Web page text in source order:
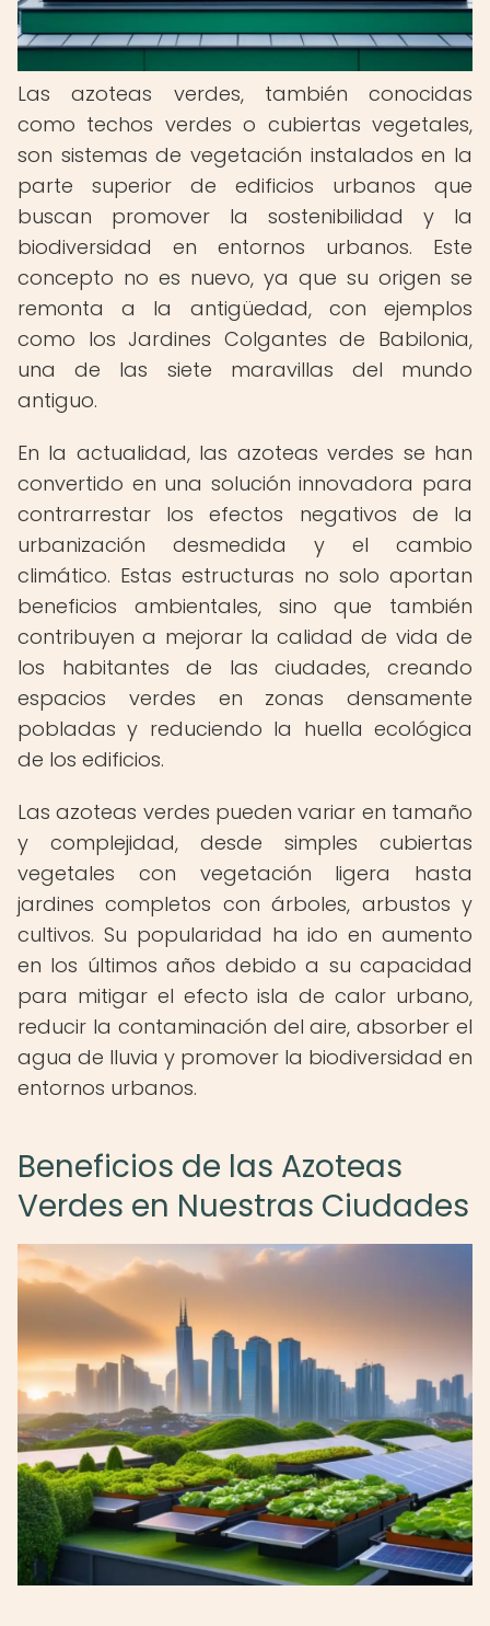
Las azoteas verdes, también conocidas
como techos verdes o cubiertas vegetales,
son sistemas de vegetación instalados en la
parte superior de edificios urbanos que
buscan promover la sostenibilidad y la
biodiversidad en entornos urbanos. Este
concepto no es nuevo, ya que su origen se
remonta a la antigüedad, con ejemplos
como los Jardines Colgantes de Babilonia,
una de las siete maravillas del mundo
antiguo.
En la actualidad, las azoteas verdes se han
convertido en una solución innovadora para
contrarrestar los efectos negativos de la
urbanización desmedida y el cambio
climático. Estas estructuras no solo aportan
beneficios ambientales, sino que también
contribuyen a mejorar la calidad de vida de
los habitantes de las ciudades, creando
espacios verdes en zonas densamente
pobladas y reduciendo la huella ecológica
de los edificios.
Las azoteas verdes pueden variar en tamaño
y complejidad, desde simples cubiertas
vegetales con vegetación ligera hasta
jardines completos con árboles, arbustos y
cultivos. Su popularidad ha ido en aumento
en los últimos años debido a su capacidad
para mitigar el efecto isla de calor urbano,
reducir la contaminación del aire, absorber el
agua de lluvia y promover la biodiversidad en
entornos urbanos.
Beneficios de las Azoteas
Verdes en Nuestras Ciudades